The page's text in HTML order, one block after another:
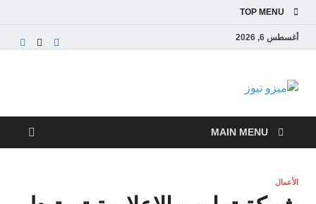
TOP MENU
أغسطس 6, 2026
ميزو نيوز
والاقتصادية
MAIN MENU
الأعمال